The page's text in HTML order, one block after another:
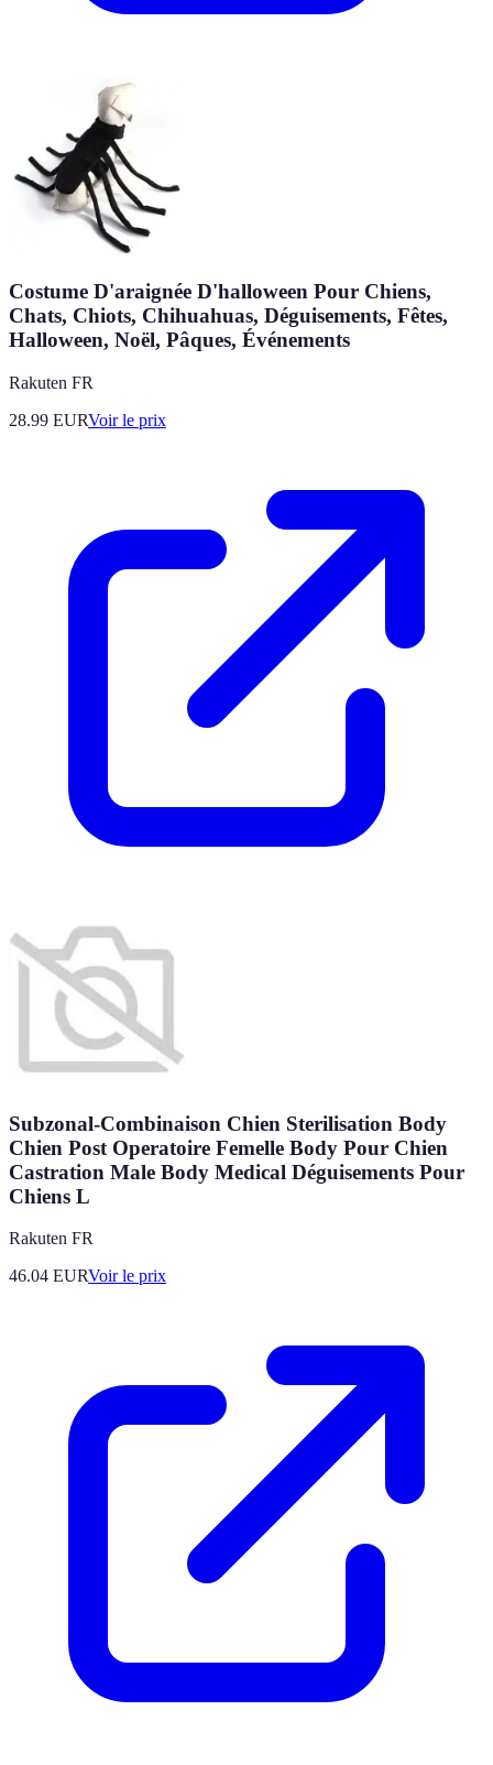
Costume D'araignée D'halloween Pour Chiens,
Chats, Chiots, Chihuahuas, Déguisements, Fêtes,
Halloween, Noël, Pâques, Événements
Rakuten FR
28.99 EURVoir le prix
Subzonal-Combinaison Chien Sterilisation Body
Chien Post Operatoire Femelle Body Pour Chien
Castration Male Body Medical Déguisements Pour
Chiens L
Rakuten FR
46.04 EURVoir le prix